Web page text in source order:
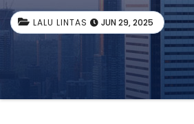
LALU LINTAS JUN 29, 2025